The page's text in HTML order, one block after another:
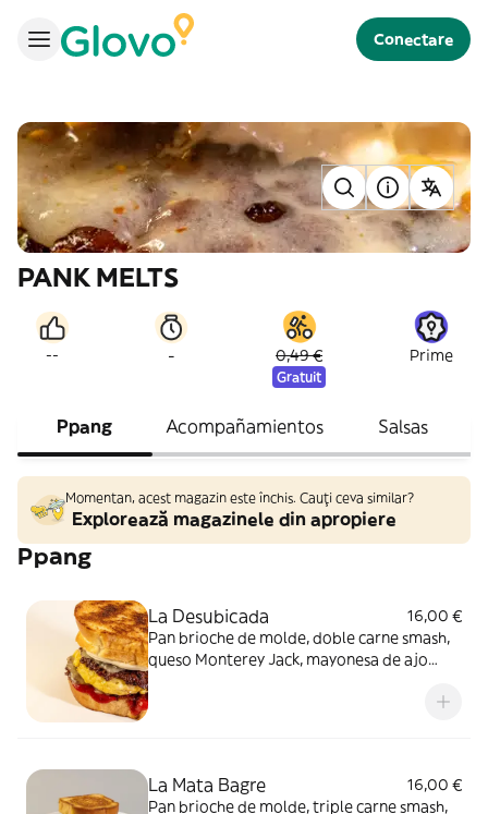
Conectare
PANK MELTS
-- - 0,49 €
Gratuit
Prime
Ppang Acompañamientos Salsas
Momentan, acest magazin este închis. Cauți ceva similar?
Explorează magazinele din apropiere
Ppang
La Desubicada
16,00 €
Pan brioche de molde, doble carne smash,
queso Monterey Jack, mayonesa de ajo
La Mata Bagre
16,00 €
Pan brioche de molde, triple carne smash,